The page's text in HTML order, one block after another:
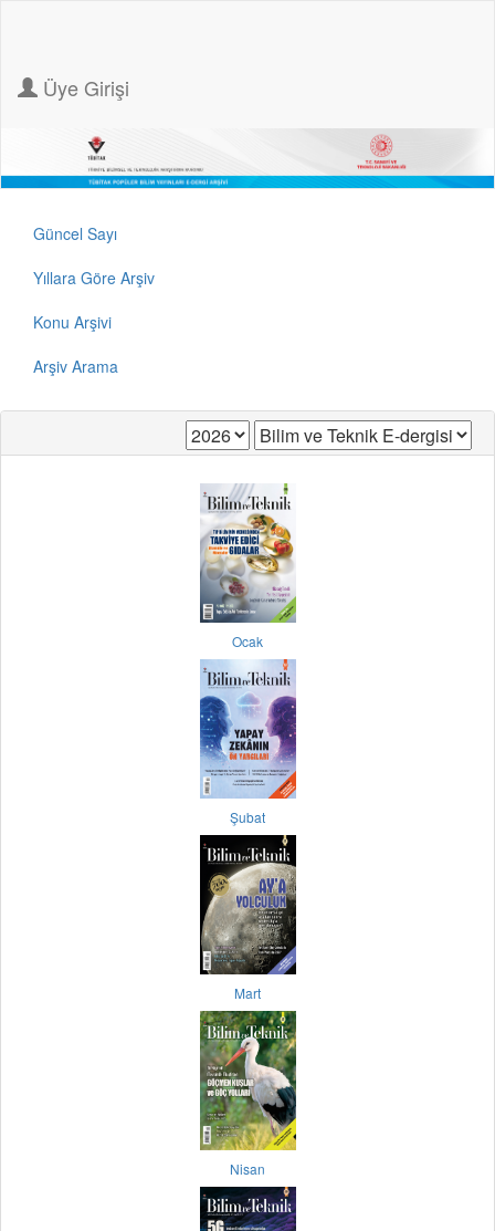
Üye Girişi
Güncel Sayı
Yıllara Göre Arşiv
Konu Arşivi
Arşiv Arama
Ocak
Şubat
Mart
Nisan